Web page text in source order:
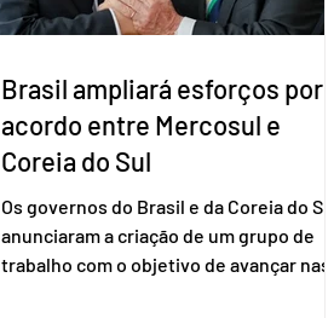
Brasil ampliará esforços por
acordo entre Mercosul e
Coreia do Sul
Os governos do Brasil e da Coreia do Sul
anunciaram a criação de um grupo de
trabalho com o objetivo de avançar nas